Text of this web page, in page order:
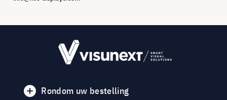
Rondom uw bestelling